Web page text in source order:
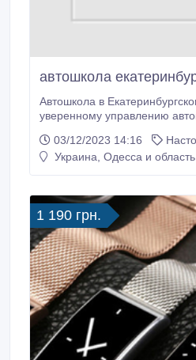
автошкола
Автошкола в
уверенному управлению
процесс на пути следования
водителя. В Екатеринбурге
Обучение вождению в
03/12/2023 14:16
Украина, Одесса и область
1 190 грн.